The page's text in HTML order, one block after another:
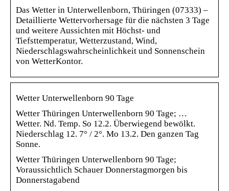
Das Wetter in Unterwellenborn, Thüringen (07333) –
Detaillierte Wettervorhersage für die nächsten 3 Tage
und weitere Aussichten mit Höchst- und
Tiefsttemperatur, Wetterzustand, Wind,
Niederschlagswahrscheinlichkeit und Sonnenschein
von WetterKontor.
Wetter Unterwellenborn 90 Tage
Wetter Thüringen Unterwellenborn 90 Tage; …
Wetter. Nd. Temp. So 12.2. Überwiegend bewölkt.
Niederschlag 12. 7° / 2°. Mo 13.2. Den ganzen Tag
Sonne.
Wetter Thüringen Unterwellenborn 90 Tage;
Voraussichtlich Schauer Donnerstagmorgen bis
Donnerstagabend